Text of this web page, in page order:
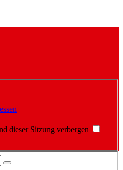
dieser Sitzung verbergen